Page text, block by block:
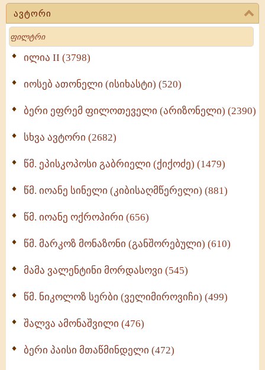
(723)
მოძღვრის ძალზე სასარგებლო რჩევები
მრევლისათვის (545)
Wisdomge (514)
ქადაგებანი გაბრიელ ეპისკოპოსისა - II ტომი
სულიერი ცხოვრების სახელმძღვანელო -
ნაწილი II (369)
ავტორი
Search
ილია II (3798)
იოსებ ათონელი (ისიხასტი) (520)
ბერი ეფრემ ფილოთეველი (არიზონელი) (2390)
სხვა ავტორი (2682)
წმ. ეპისკოპოსი გაბრიელი (ქიქოძე) (1479)
წმ. იოანე სინელი (კიბისაღმწერელი) (881)
წმ. იოანე ოქროპირი (656)
წმ. მარკოზ მონაზონი (განშორებული) (610)
მამა ვალენტინი მორდასოვი (545)
წმ. ნიკოლოზ სერბი (ველიმიროვიჩი) (499)
შალვა ამონაშვილი (476)
ბერი პაისი მთაწმინდელი (472)